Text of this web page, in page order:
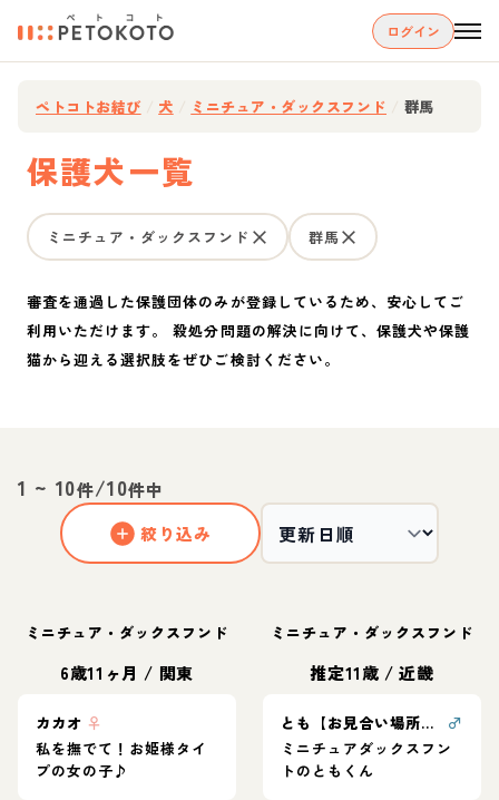
ログイン
ペトコトお結び 犬 ミニチュア・ダックスフンド 群馬
保護犬一覧
ミニチュア・ダックスフンド 群馬
審査を通過した保護団体のみが登録しているため、安心してご
利用いただけます。 殺処分問題の解決に向けて、保護犬や保護
猫から迎える選択肢をぜひご検討ください。
1 ~ 10件/10件中
絞り込み
ミニチュア・ダックスフンド
6歳11ヶ月 / 関東
カカオ ♀
私を撫でて！お姫様タイ
プの女の子♪
ミニチュア・ダックスフンド
推定11歳 /近畿
とも【お見合い場所：東京or大阪】
♂
ミニチュアダックスフン
トのともくん